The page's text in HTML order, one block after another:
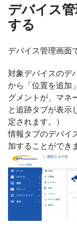
デバイス
する
デバイス管理画面
対象デバイスのデ
から「位置を追加
グメントが、マネ
と追跡タブが表示
定されます。）
情報タブのデバイ
加することができ